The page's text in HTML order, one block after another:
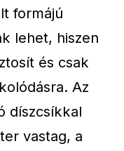
formájú
lehet, hiszen
és csak
Az
díszcsíkkal
vastag, a